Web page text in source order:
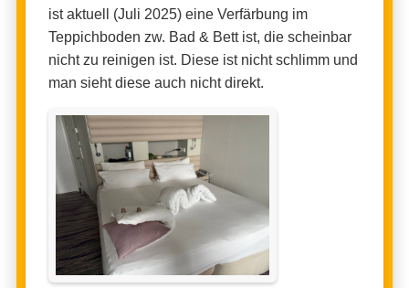
ist aktuell (Juli 2025) eine Verfärbung im
Teppichboden zw. Bad & Bett ist, die scheinbar
nicht zu reinigen ist. Diese ist nicht schlimm und
man sieht diese auch nicht direkt.